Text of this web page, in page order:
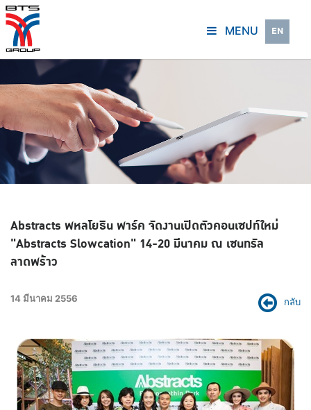
MENU EN
Abstracts พหลโยธิน พาร์ค จัดงานเปิดตัวคอนเซปท์ใหม่
"Abstracts Slowcation" 14-20 มีนาคม ณ เซนทรัล
ลาดพร้าว
กลับ
14 มีนาคม 2556